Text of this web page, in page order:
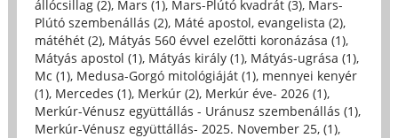
állócsillag (2), Mars (1), Mars-Plútó kvadrát (3), Mars-
Plútó szembenállás (2), Máté apostol, evangelista (2),
mátéhét (2), Mátyás 560 évvel ezelőtti koronázása (1),
Mátyás apostol (1), Mátyás király (1), Mátyás-ugrása (1),
Mc (1), Medusa-Gorgó mitológiáját (1), mennyei kenyér
(1), Mercedes (1), Merkúr (2), Merkúr éve- 2026 (1),
Merkúr-Vénusz együttállás - Uránusz szembenállás (1),
Merkúr-Vénusz együttállás- 2025. November 25, (1),